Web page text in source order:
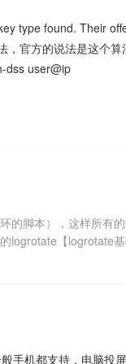
type found. Their
官方的说法是这个
dss user@ip
脚本），这样所有的
【logrotate基
机都支持，电脑投